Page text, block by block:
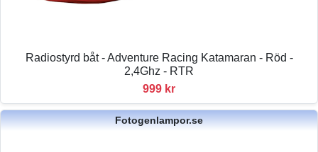
Radiostyrd båt - Adventure Racing Katamaran - Röd -
2,4Ghz - RTR
999 kr
Fotogenlampor.se